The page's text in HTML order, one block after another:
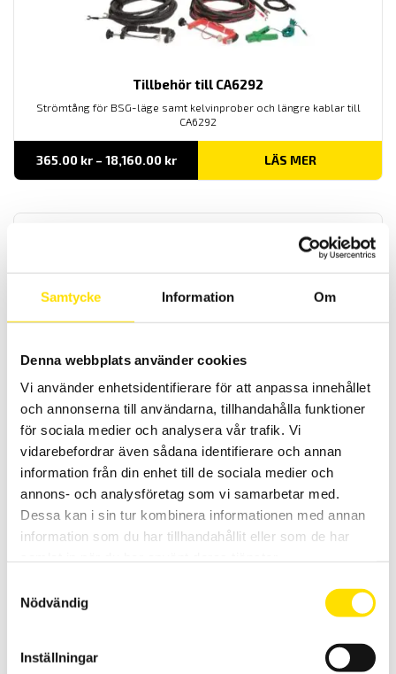
Samtycke Information Om
Denna webbplats använder cookies
Vi använder enhetsidentifierare för att anpassa innehållet
och annonserna till användarna, tillhandahålla funktioner
för sociala medier och analysera vår trafik. Vi
vidarebefordrar även sådana identifierare och annan
information från din enhet till de sociala medier och
annons- och analysföretag som vi samarbetar med.
Dessa kan i sin tur kombinera informationen med annan
information som du har tillhandahållit eller som de har
Nödvändig
Inställningar
Tillbehör till CA6292
Strömtång för BSG-läge samt kelvinprober och längre kablar till
CA6292
365.00 kr – 18,160.00 krPrisintervall:
till
LÄS MER
RN5306 är en bärbar robust pyroteknisk ohmmeter med hög
säkerhet samt en upplösning från 10 m Ω. RN5306 kan användas
både med 2- eller 4-tråds mätning.
LÄS MER
200 A µ-ohm mätare för industribruk med upp till 0,1 µΩ upplösning.